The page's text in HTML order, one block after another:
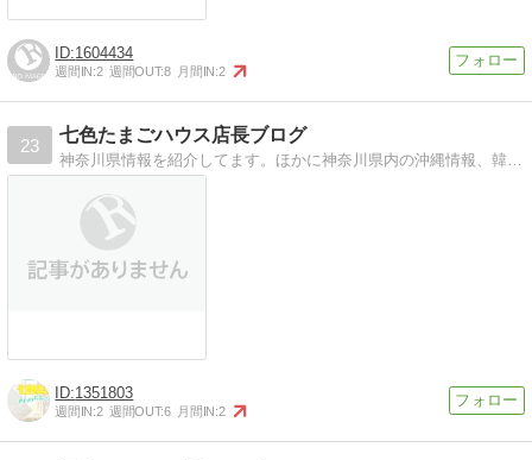
1604434
週間IN:2 週間OUT:8 月間IN:2
23
七色たまごハウス店長ブログ
1351803
週間IN:2 週間OUT:6 月間IN:2